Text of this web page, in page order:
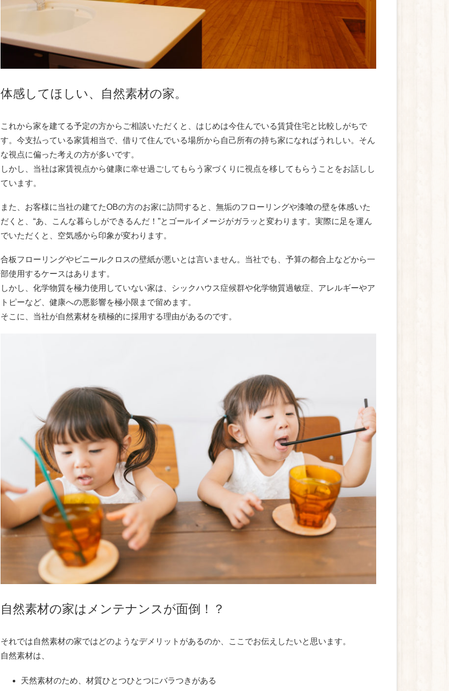
体感してほしい、自然素材の家。
これから家を建てる予定の方からご相談いただくと、はじめは今住んでいる賃貸住宅と比較しがちで
す。今支払っている家賃相当で、借りて住んでいる場所から自己所有の持ち家になればうれしい。そん
な視点に偏った考えの方が多いです。
しかし、当社は家賃視点から健康に幸せ過ごしてもらう家づくりに視点を移してもらうことをお話しし
ています。
また、お客様に当社の建てたOBの方のお家に訪問すると、無垢のフローリングや漆喰の壁を体感いた
だくと、“あ、こんな暮らしができるんだ！”とゴールイメージがガラッと変わります。実際に足を運ん
でいただくと、空気感から印象が変わります。
合板フローリングやビニールクロスの壁紙が悪いとは言いません。当社でも、予算の都合上などから一
部使用するケースはあります。
しかし、化学物質を極力使用していない家は、シックハウス症候群や化学物質過敏症、アレルギーやア
トピーなど、健康への悪影響を極小限まで留めます。
そこに、当社が自然素材を積極的に採用する理由があるのです。
自然素材の家はメンテナンスが面倒！？
それでは自然素材の家ではどのようなデメリットがあるのか、ここでお伝えしたいと思います。
自然素材は、
天然素材のため、材質ひとつひとつにバラつきがある